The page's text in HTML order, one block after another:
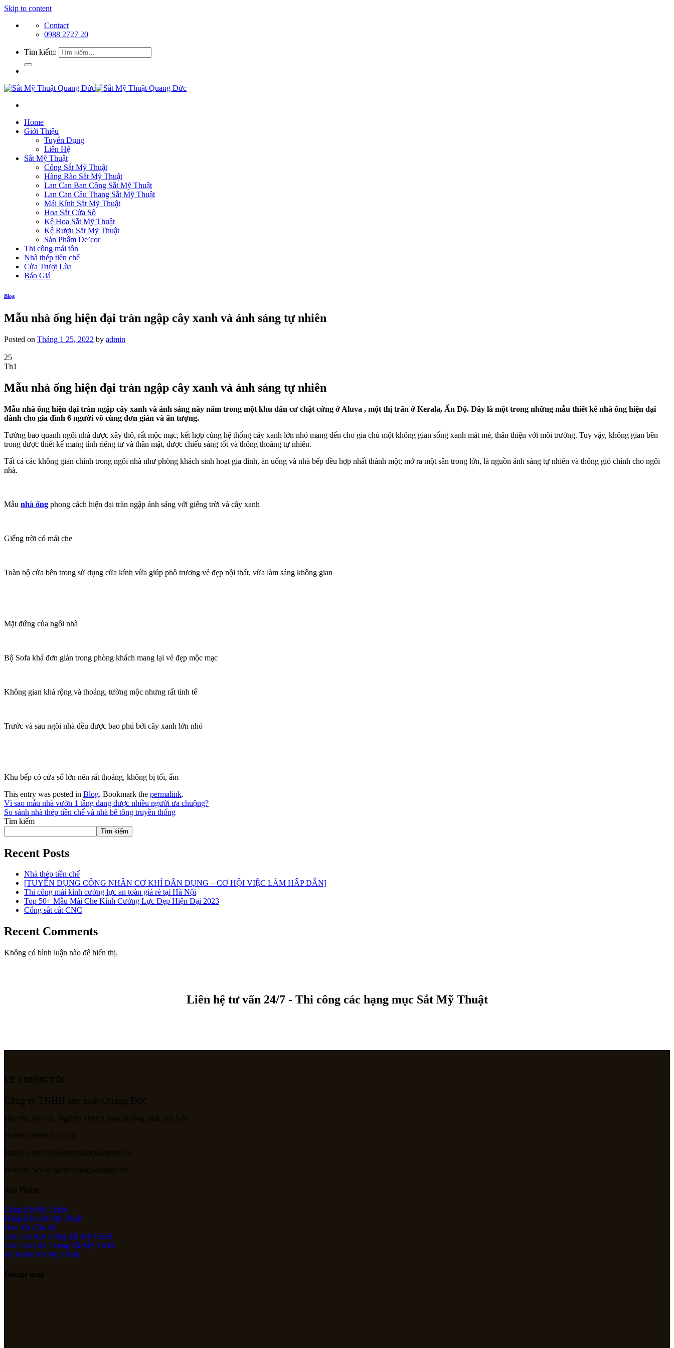
Skip to content
Contact
0988 2727 20
Tìm kiếm:
Home
Giới Thiệu
Tuyển Dụng
Liên Hệ
Sắt Mỹ Thuật
Cổng Sắt Mỹ Thuật
Hàng Rào Sắt Mỹ Thuật
Lan Can Ban Công Sắt Mỹ Thuật
Lan Can Cầu Thang Sắt Mỹ Thuật
Mái Kính Sắt Mỹ Thuật
Hoa Sắt Cửa Sổ
Kệ Hoa Sắt Mỹ Thuật
Kệ Rượu Sắt Mỹ Thuật
Sản Phẩm De’cor
Thi công mái tôn
Nhà thép tiền chế
Cửa Trượt Lùa
Báo Giá
Blog
Mẫu nhà ống hiện đại tràn ngập cây xanh và ánh sáng tự nhiên
Posted on Tháng 1 25, 2022 by admin
25
Th1
Mẫu nhà ống hiện đại tràn ngập cây xanh và ánh sáng tự nhiên
Mẫu nhà ống hiện đại tràn ngập cây xanh và ánh sáng này nằm trong một khu dân cư chật cứng ở Aluva , một thị trấn ở Kerala, Ấn Độ. Đây là một trong những mẫu thiết kế nhà ống hiện đại
dành cho gia đình 6 người vô cùng đơn giản và ấn tượng.
Tường bao quanh ngôi nhà được xây thô, rất mộc mạc, kết hợp cùng hệ thống cây xanh lớn nhỏ mang đến cho gia chủ một không gian sống xanh mát mẻ, thân thiện với môi trường. Tuy vậy, không gian bên
trong được thiết kế mang tính riêng tư và thân mật, được chiếu sáng tốt và thông thoáng tự nhiên.
Tất cả các không gian chính trong ngôi nhà như phòng khách sinh hoạt gia đình, ăn uống và nhà bếp đều hợp nhất thành một; mở ra một sân trong lớn, là nguồn ánh sáng tự nhiên và thông gió chính cho ngôi
nhà.
Mẫu nhà ống phong cách hiện đại tràn ngập ánh sáng với giếng trời và cây xanh
Giếng trời có mái che
Toàn bộ cửa bên trong sử dụng cửa kính vừa giúp phô trương vẻ đẹp nội thất, vừa làm sáng không gian
Mặt đứng của ngôi nhà
Bộ Sofa khá đơn giản trong phòng khách mang lại vẻ đẹp mộc mạc
Không gian khá rộng và thoáng, tường mộc nhưng rất tinh tế
Trước và sau ngôi nhà đều được bao phủ bởi cây xanh lớn nhỏ
Khu bếp có cửa sổ lớn nên rất thoáng, không bị tối, ẩm
This entry was posted in Blog. Bookmark the permalink.
Vì sao mẫu nhà vườn 1 tầng đang được nhiều người ưa chuộng?
So sánh nhà thép tiền chế và nhà bê tông truyền thống
Tìm kiếm
Tìm kiếm
Recent Posts
Nhà thép tiền chế
[TUYỂN DỤNG CÔNG NHÂN CƠ KHÍ DÂN DỤNG – CƠ HỘI VIỆC LÀM HẤP DẪN]
Thi công mái kính cường lực an toàn giá rẻ tại Hà Nội
Top 50+ Mẫu Mái Che Kính Cường Lực Đẹp Hiện Đại 2023
Cổng sắt cắt CNC
Recent Comments
Không có bình luận nào để hiển thị.
Liên hệ tư vấn 24/7 - Thi công các hạng mục Sắt Mỹ Thuật
VỀ CHÚNG TÔI
Công ty TNHH sản xuất Quang Đức
Địa chỉ: Số 159, Ngõ 99 Định Công, Hoàng Mai, Hà Nội
Hotline: 0988.2727.20
Email: contact@satmythuatquangduc.vn
Website: www.satmythuatquangduc.vn
Sản Phẩm
Cổng Sắt Mỹ Thuật
Hàng Rào Sắt Mỹ Thuật
Hoa Sắt Cửa Sổ
Lan Can Ban Công Sắt Mỹ Thuật
Lan Can Cầu Thang Sắt Mỹ Thuật
Kệ Rượu Sắt Mỹ Thuật
Google map